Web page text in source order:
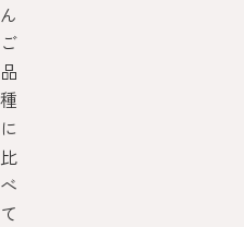
ん
ご
品
種
に
比
べ
て